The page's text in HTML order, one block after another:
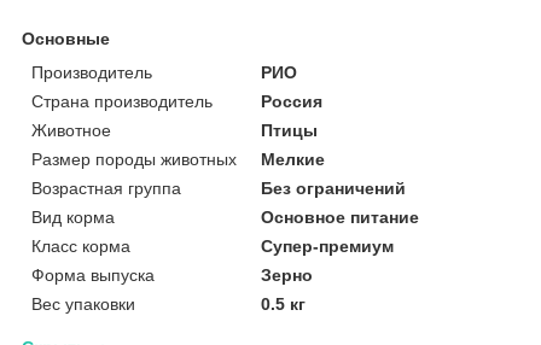
Основные
Производитель
РИО
Страна производитель
Россия
Животное
Птицы
Размер породы животных
Мелкие
Возрастная группа
Без ограничений
Вид корма
Основное питание
Класс корма
Супер-премиум
Форма выпуска
Зерно
Вес упаковки
0.5 кг